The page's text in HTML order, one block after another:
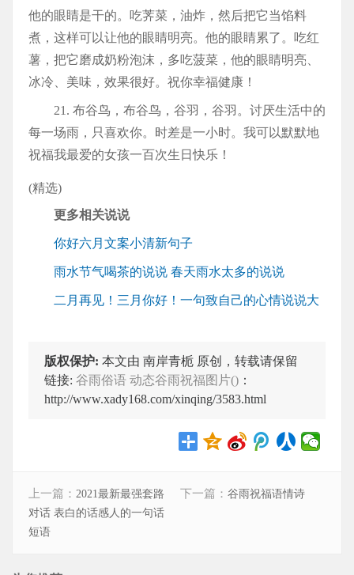
他的眼睛是干的。吃荠菜，油炸，然后把它当馅料
煮，这样可以让他的眼睛明亮。他的眼睛累了。吃红
薯，把它磨成奶粉泡沫，多吃菠菜，他的眼睛明亮、
冰冷、美味，效果很好。祝你幸福健康！
21. 布谷鸟，布谷鸟，谷羽，谷羽。讨厌生活中的
每一场雨，只喜欢你。时差是一小时。我可以默默地
祝福我最爱的女孩一百次生日快乐！
(精选)
更多相关说说
你好六月文案小清新句子
雨水节气喝茶的说说 春天雨水太多的说说
二月再见！三月你好！一句致自己的心情说说大
版权保护: 本文由 南岸青栀 原创，转载请保留
链接: 谷雨俗语 动态谷雨祝福图片() ：
http://www.xady168.com/xinqing/3583.html
上一篇： 2021最新最强套路
对话 表白的话感人的一句话
短语
下一篇： 谷雨祝福语情诗